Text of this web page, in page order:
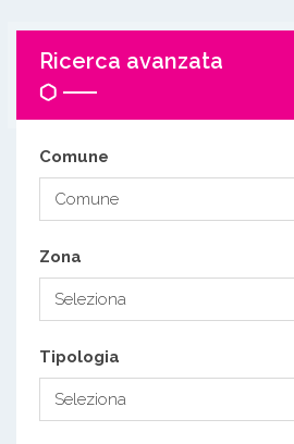
Ricerca avanzata
Comune
Zona
Tipologia